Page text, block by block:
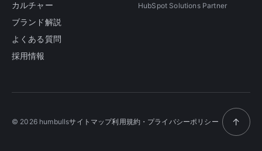
カルチャー
ブランド解説
よくある質問
採用情報
HubSpot Solutions Partner
© 2026 humbullsサイトマップ利用規約・プライバシーポリシー ↑